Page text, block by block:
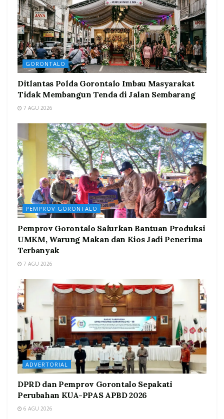
GORONTALO
Ditlantas Polda Gorontalo Imbau Masyarakat
Tidak Membangun Tenda di Jalan Sembarang
7 AGU 2026
PEMPROV GORONTALO
Pemprov Gorontalo Salurkan Bantuan Produksi
UMKM, Warung Makan dan Kios Jadi Penerima
Terbanyak
7 AGU 2026
ADVERTORIAL
DPRD dan Pemprov Gorontalo Sepakati
Perubahan KUA-PPAS APBD 2026
6 AGU 2026